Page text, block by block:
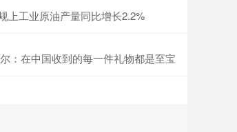
上工业原油产量同比增长2.2%
：在中国收到的每一件礼物都是至宝